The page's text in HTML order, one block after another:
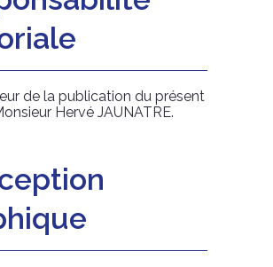
de la publication du présent
Hervé JAUNATRE.